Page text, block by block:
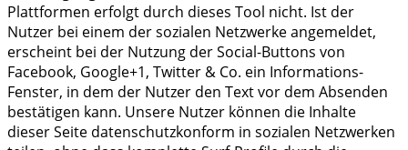
Plattformen erfolgt durch dieses Tool nicht. Ist der
Nutzer bei einem der sozialen Netzwerke angemeldet,
erscheint bei der Nutzung der Social-Buttons von
Facebook, Google+1, Twitter & Co. ein Informations-
Fenster, in dem der Nutzer den Text vor dem Absenden
bestätigen kann. Unsere Nutzer können die Inhalte
dieser Seite datenschutzkonform in sozialen Netzwerken